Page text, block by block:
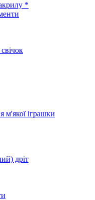
*
м'якої іграшки
дріт